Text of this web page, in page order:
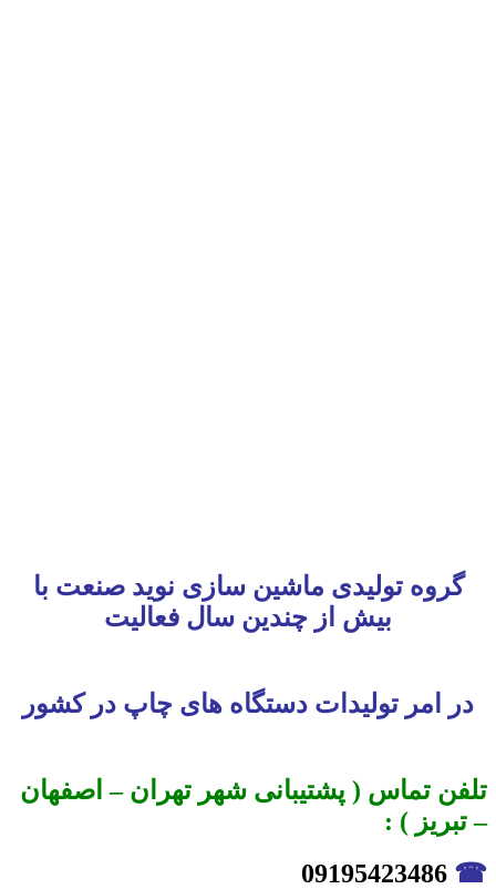
گروه تولیدی ماشین سازی نوید صنعت با
بیش از چندین سال فعالیت
در امر تولیدات دستگاه های چاپ در کشور
تلفن تماس ( پشتیبانی شهر تهران – اصفهان
– تبریز ) :
☎